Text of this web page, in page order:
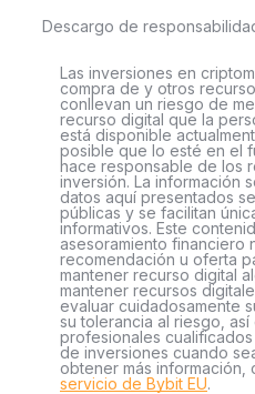
Descargo de
Las inversiones en
compra de y otros
conllevan un riesgo de
recurso digital que la
está disponible
posible que lo esté en el
hace responsable de los
inversión. La información
datos aquí presentados
públicas y se facilitan
informativos. Este
asesoramiento financiero
recomendación u oferta
mantener recurso digital
mantener recursos
evaluar cuidadosamente
su tolerancia al riesgo,
profesionales
de inversiones cuando
obtener más información,
servicio de Bybit EU.